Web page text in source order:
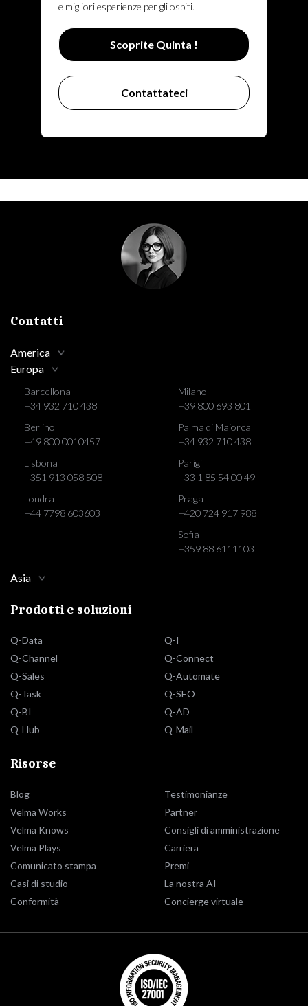
e migliori esperienze per gli ospiti.
Scoprite Quinta !
Contattateci
Contatti
America
Europa
Barcellona
+34 932 710 438
Berlino
+49 800 0010457
Lisbona
+351 913 058 508
Londra
+44 7798 603603
Milano
+39 800 693 801
Palma di Maiorca
+34 932 710 438
Parigi
+33 1 85 54 00 49
Praga
+420 724 917 988
Sofia
+359 88 6111103
Asia
Prodotti e soluzioni
Q-Data
Q-Channel
Q-Sales
Q-Task
Q-BI
Q-Hub
Q-I
Q-Connect
Q-Automate
Q-SEO
Q-AD
Q-Mail
Risorse
Blog
Velma Works
Velma Knows
Velma Plays
Comunicato stampa
Casi di studio
Conformità
Testimonianze
Partner
Consigli di amministrazione
Carriera
Premi
La nostra AI
Concierge virtuale